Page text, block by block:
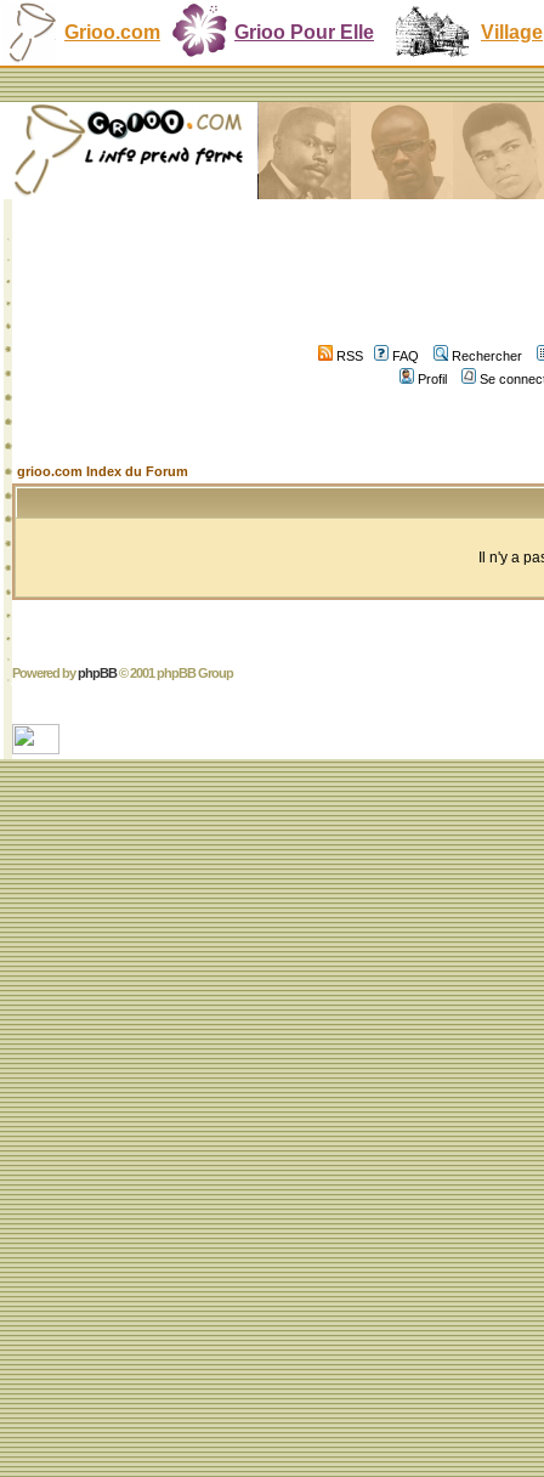
Grioo.com Grioo Pour Elle Village
RSS FAQ
Rechercher
Profil
Se
grioo.com Index du Forum
Il n'y a
Powered byphpBB© 2001 phpBB Group